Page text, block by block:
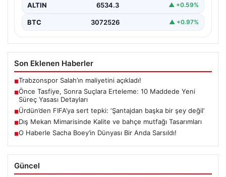
ALTIN 6534.3 ▲ +0.59%
BTC 3072526 ▲ +0.97%
Son Eklenen Haberler
■Trabzonspor Salah’ın maliyetini açıkladı!
■Önce Tasfiye, Sonra Suçlara Erteleme: 10 Maddede Yeni
Süreç Yasası Detayları
■Ürdün’den FIFA’ya sert tepki: ‘Şantajdan başka bir şey değil’
■Dış Mekan Mimarisinde Kalite ve bahçe mutfağı Tasarımları
■O Haberle Sacha Boey’in Dünyası Bir Anda Sarsıldı!
Güncel